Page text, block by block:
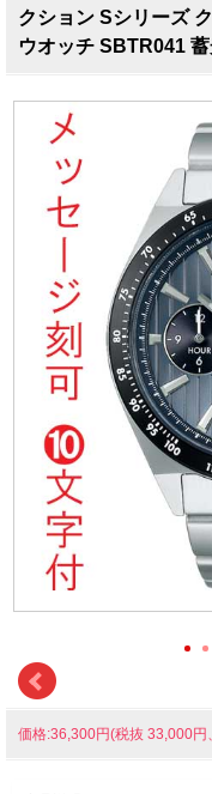
クション Sシリーズ
ウオッチ SBTR041
価格:36,300円(税抜 33,000円